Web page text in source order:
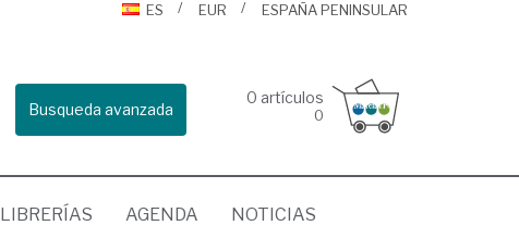
ES
EUR ESPAÑA PENINSULAR
Busqueda avanzada
0 artículos
0
LIBRERÍAS AGENDA NOTICIAS